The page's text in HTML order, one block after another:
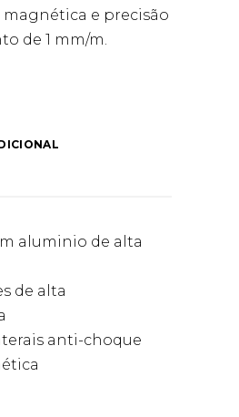
magnética e precisão
de 1 mm/m.
aluminio de alta
de alta
anti-choque